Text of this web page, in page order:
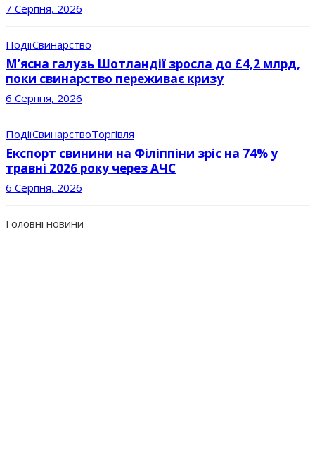
7 Серпня, 2026
ПодіїСвинарство
М’ясна галузь Шотландії зросла до £4,2 млрд,
поки свинарство переживає кризу
6 Серпня, 2026
ПодіїСвинарствоТоргівля
Експорт свинини на Філіппіни зріс на 74% у
травні 2026 року через АЧС
6 Серпня, 2026
Головні новини